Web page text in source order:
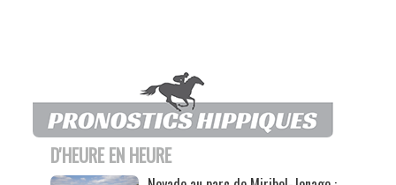
D'HEURE EN HEURE